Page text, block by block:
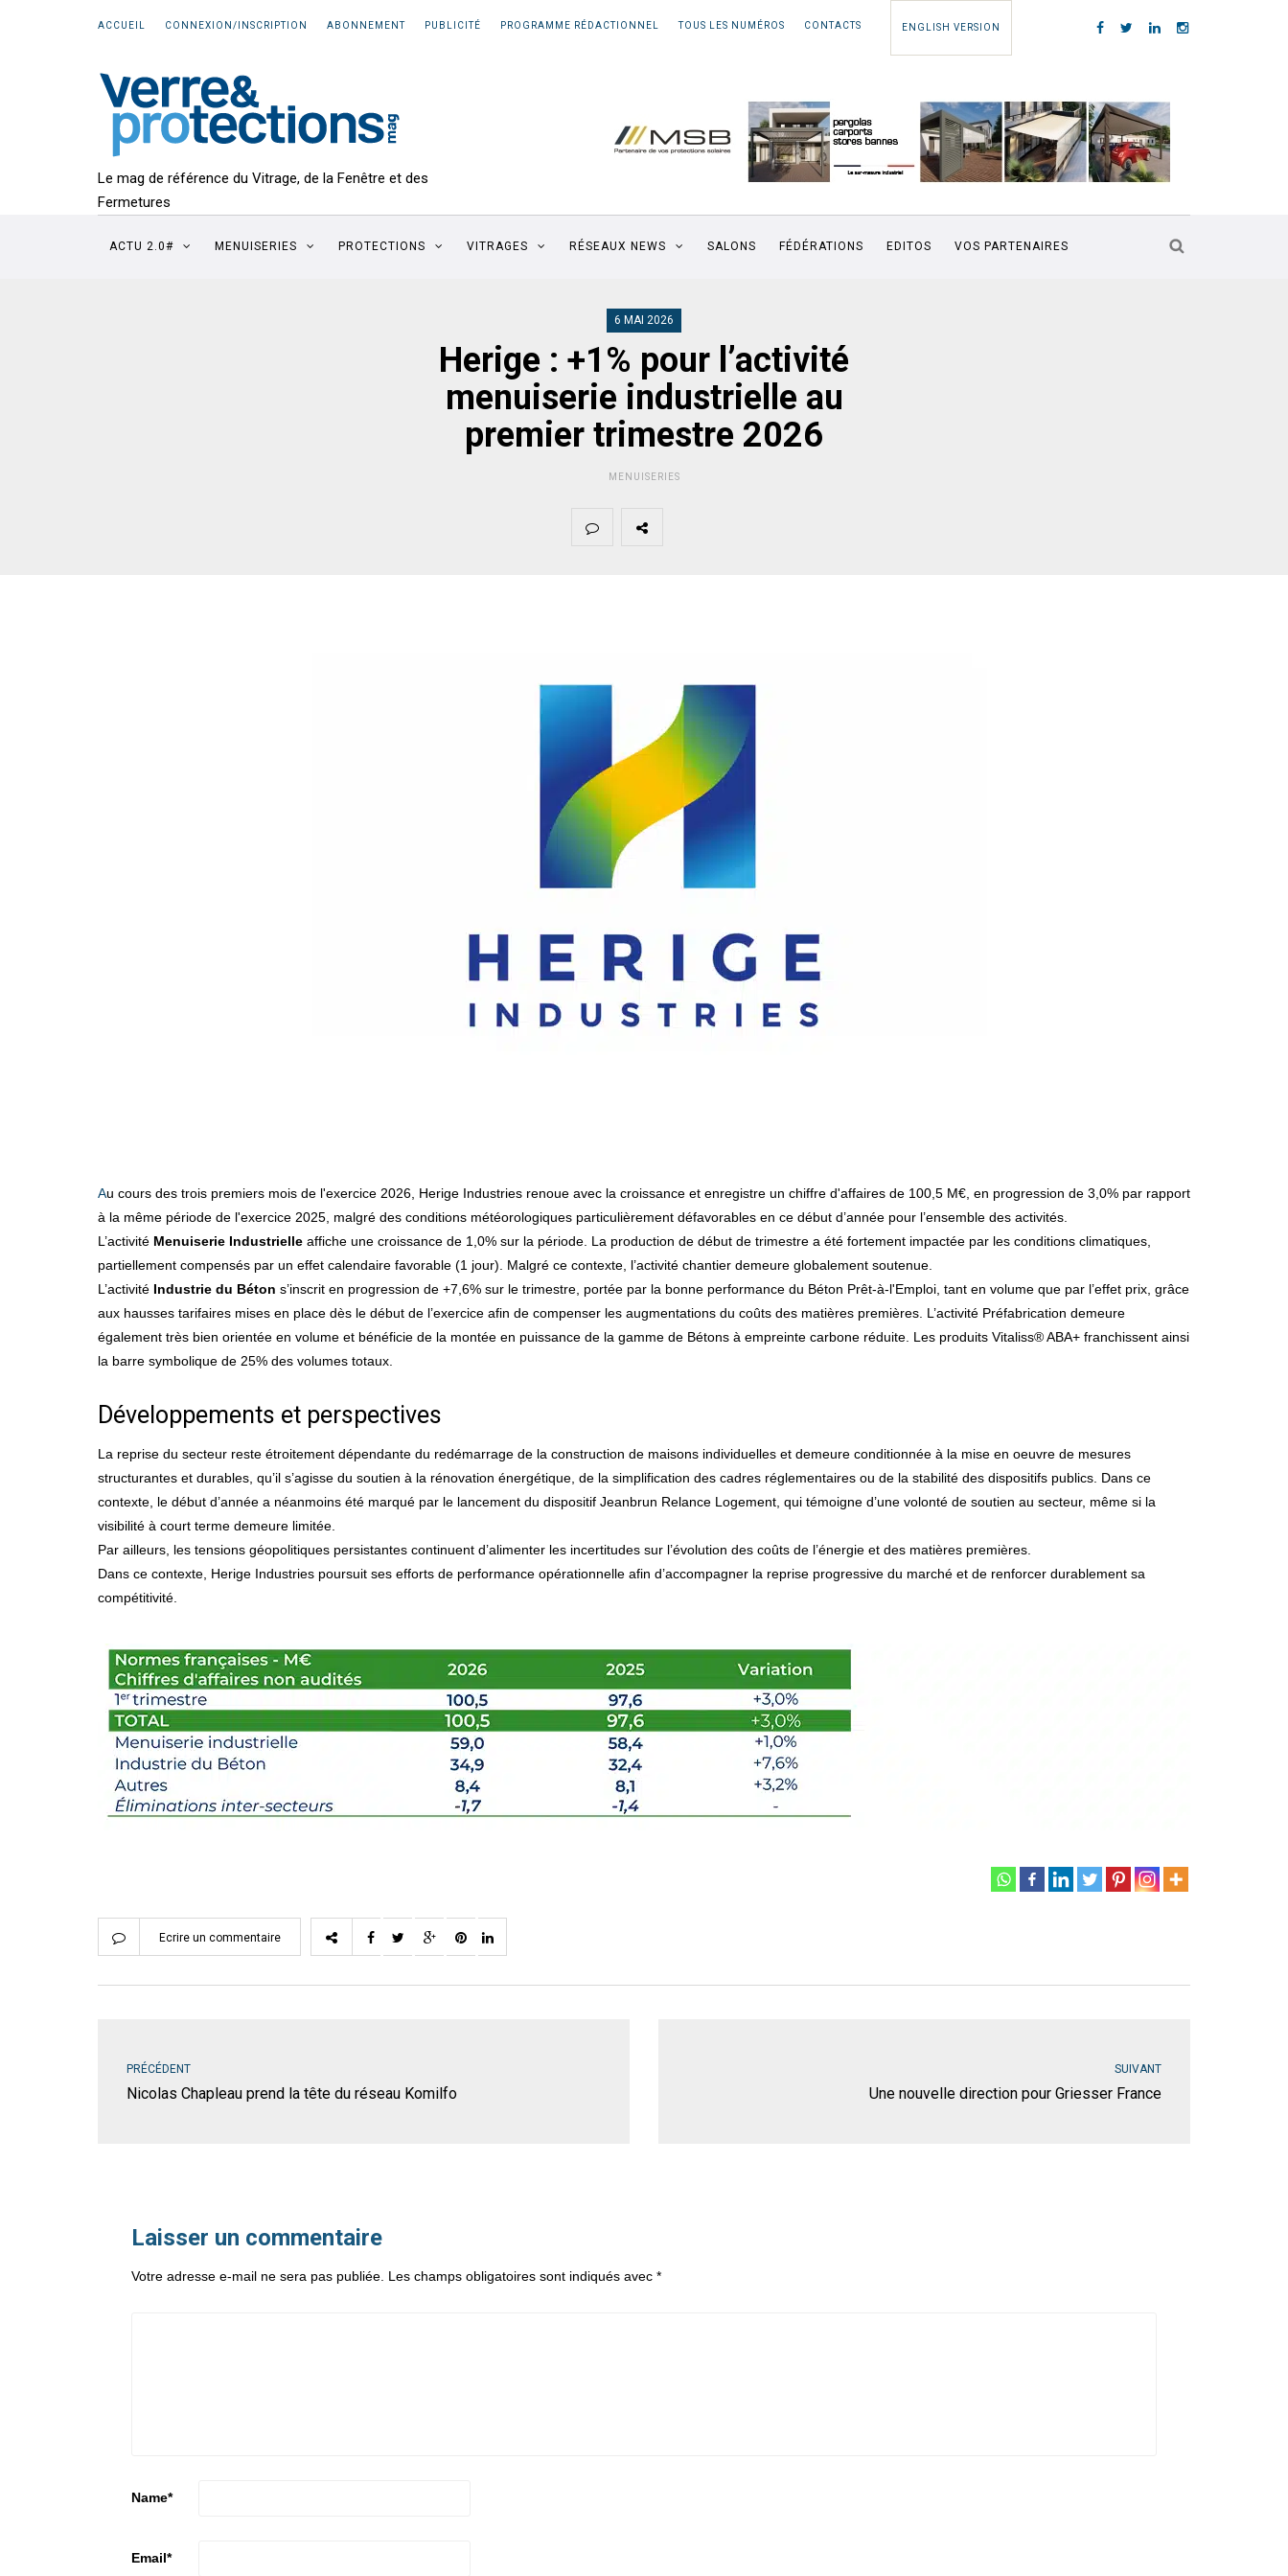
ACCUEIL CONNEXION/INSCRIPTION ABONNEMENT PUBLICITÉ PROGRAMME RÉDACTIONNEL TOUS LES NUMÉROS CONTACTS ENGLISH VERSION
Le mag de référence du Vitrage, de la Fenêtre et des
Fermetures
ACTU 2.0# MENUISERIES PROTECTIONS VITRAGES RÉSEAUX NEWS SALONS FÉDÉRATIONS EDITOS VOS PARTENAIRES
6 MAI 2026
Herige : +1% pour l’activité
menuiserie industrielle au
premier trimestre 2026
MENUISERIES
Au cours des trois premiers mois de l'exercice 2026, Herige Industries renoue avec la croissance et enregistre un chiffre d'affaires de 100,5 M€, en progression de 3,0% par rapport
à la même période de l'exercice 2025, malgré des conditions météorologiques particulièrement défavorables en ce début d’année pour l’ensemble des activités.
L’activité Menuiserie Industrielle affiche une croissance de 1,0% sur la période. La production de début de trimestre a été fortement impactée par les conditions climatiques,
partiellement compensés par un effet calendaire favorable (1 jour). Malgré ce contexte, l’activité chantier demeure globalement soutenue.
L’activité Industrie du Béton s’inscrit en progression de +7,6% sur le trimestre, portée par la bonne performance du Béton Prêt-à-l'Emploi, tant en volume que par l’effet prix, grâce
aux hausses tarifaires mises en place dès le début de l’exercice afin de compenser les augmentations du coûts des matières premières. L’activité Préfabrication demeure
également très bien orientée en volume et bénéficie de la montée en puissance de la gamme de Bétons à empreinte carbone réduite. Les produits Vitaliss® ABA+ franchissent ainsi
la barre symbolique de 25% des volumes totaux.
Développements et perspectives
La reprise du secteur reste étroitement dépendante du redémarrage de la construction de maisons individuelles et demeure conditionnée à la mise en oeuvre de mesures
structurantes et durables, qu’il s’agisse du soutien à la rénovation énergétique, de la simplification des cadres réglementaires ou de la stabilité des dispositifs publics. Dans ce
contexte, le début d’année a néanmoins été marqué par le lancement du dispositif Jeanbrun Relance Logement, qui témoigne d’une volonté de soutien au secteur, même si la
visibilité à court terme demeure limitée.
Par ailleurs, les tensions géopolitiques persistantes continuent d’alimenter les incertitudes sur l’évolution des coûts de l’énergie et des matières premières.
Dans ce contexte, Herige Industries poursuit ses efforts de performance opérationnelle afin d’accompagner la reprise progressive du marché et de renforcer durablement sa
compétitivité.
Ecrire un commentaire
PRÉCÉDENT
Nicolas Chapleau prend la tête du réseau Komilfo
SUIVANT
Une nouvelle direction pour Griesser France
Laisser un commentaire
Votre adresse e-mail ne sera pas publiée. Les champs obligatoires sont indiqués avec *
Name*
Email*